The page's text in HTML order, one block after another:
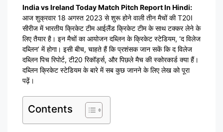
India vs Ireland Today Match Pitch Report In Hindi:
आज शुक्रवार 18 अगस्त 2023 से शुरू होने वाली तीन मैचों की T20I
सीरीज में भारतीय क्रिकेट टीम आईलैंड क्रिकेट टीम के साथ टक्कर लेने के
लिए तैयार है। इन मैचों का आयोजन दब्लिन के क्रिकेट स्टेडियम, ‘द विलेज
दब्लिन’ में होगा। इसी बीच, चाहते हैं कि प्रशंसक जान सकें कि द विलेज
दब्लिन पिच रिपोर्ट, टी20 रिकॉर्ड्स, और पिछले मैच की स्कोरकार्ड क्या हैं।
दब्लिन क्रिकेट स्टेडियम के बारे में सब कुछ जानने के लिए लेख को पूरा
पढ़ें।
Contents